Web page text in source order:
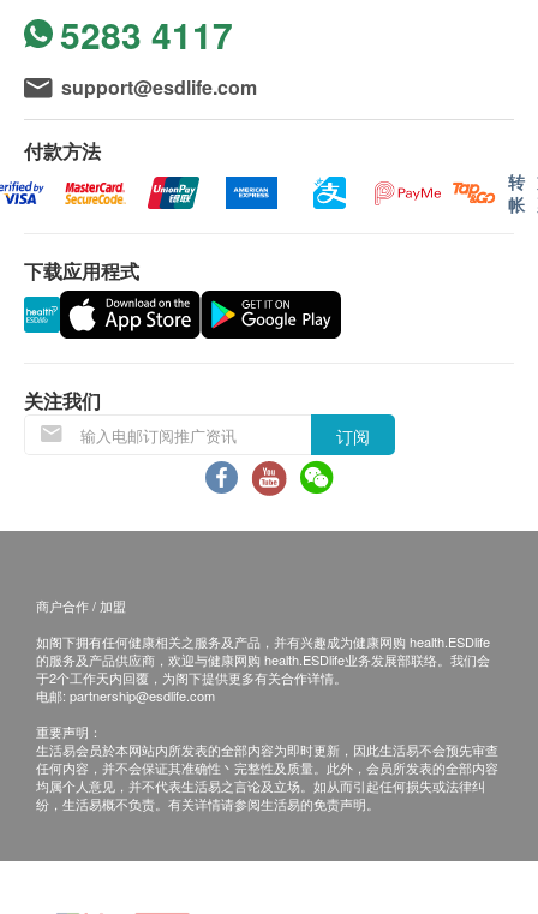
虽然接触性过敏不能根治，但可以通过皮肤斑贴测试
知道什么过敏原导致过敏反应，有助过敏人士远离接
触性致敏原，从而减少患上接触性皮炎的风险。
让皮肤与贴纸直接接触至少一天
可继续日常活动及洗澡
24至48小时后，撕掉贴纸
有关此服务/产品的错漏或延误，或因使用此服务/
产品而引致的损失、损害、受伤或法律诉讼，健康
网购health.ESDlife概不负责。一切有关的索偿或
查询，须向提供服务之体检中心或商户提出。
5283 4117
support@esdlife.com
付款方法
转
帐
下载应用程式
关注我们
订阅
商户合作 / 加盟
如阁下拥有任何健康相关之服务及产品，并有兴趣成为健康网购 health.ESDlife
的服务及产品供应商，欢迎与健康网购 health.ESDlife业务发展部联络。我们会
于2个工作天内回覆，为阁下提供更多有关合作详情。
电邮: partnership@esdlife.com
重要声明：
生活易会员於本网站内所发表的全部内容为即时更新，因此生活易不会预先审查
任何内容，并不会保证其准确性丶完整性及质量。此外，会员所发表的全部内容
均属个人意见，并不代表生活易之言论及立场。如从而引起任何损失或法律纠
纷，生活易概不负责。有关详情请参阅生活易的免责声明。